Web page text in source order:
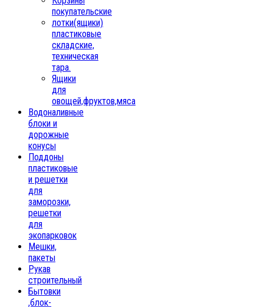
покупательские
лотки(ящики)
пластиковые
складские,
техническая
тара.
Ящики
для
овощей,фруктов,мяса
Водоналивные
блоки и
дорожные
конусы
Поддоны
пластиковые
и решетки
для
заморозки,
решетки
для
экопарковок
Мешки,
пакеты
Рукав
строительный
Бытовки
,блок-